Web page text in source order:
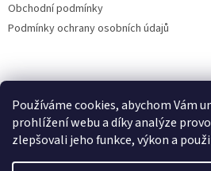
Používáme cookies, abychom Vám
prohlížení webu a díky analýze
zlepšovali jeho funkce, výkon a
Obchodní podmínky
Podmínky ochrany osobních údajů